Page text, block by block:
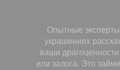
Опытные
украшениях
ваши
или залога. Это